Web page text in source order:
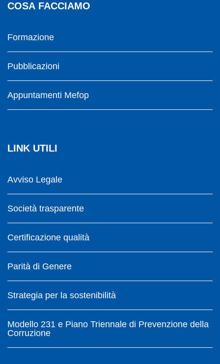
COSA FACCIAMO
Formazione
Pubblicazioni
Appuntamenti Mefop
LINK UTILI
Avviso Legale
Società trasparente
Certificazione qualità
Parità di Genere
Strategia per la sostenibilità
Modello 231 e Piano Triennale di Prevenzione della
Corruzione